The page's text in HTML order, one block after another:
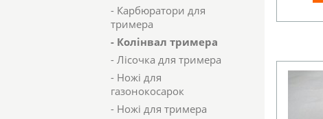
- Карбюратори для
тримера
- Колінвал тримера
- Лісочка для тримера
- Ножі для
газонокосарок
- Ножі для тримера